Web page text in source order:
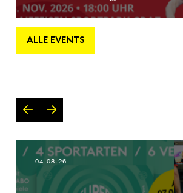
ALLE EVENTS
04.08.26